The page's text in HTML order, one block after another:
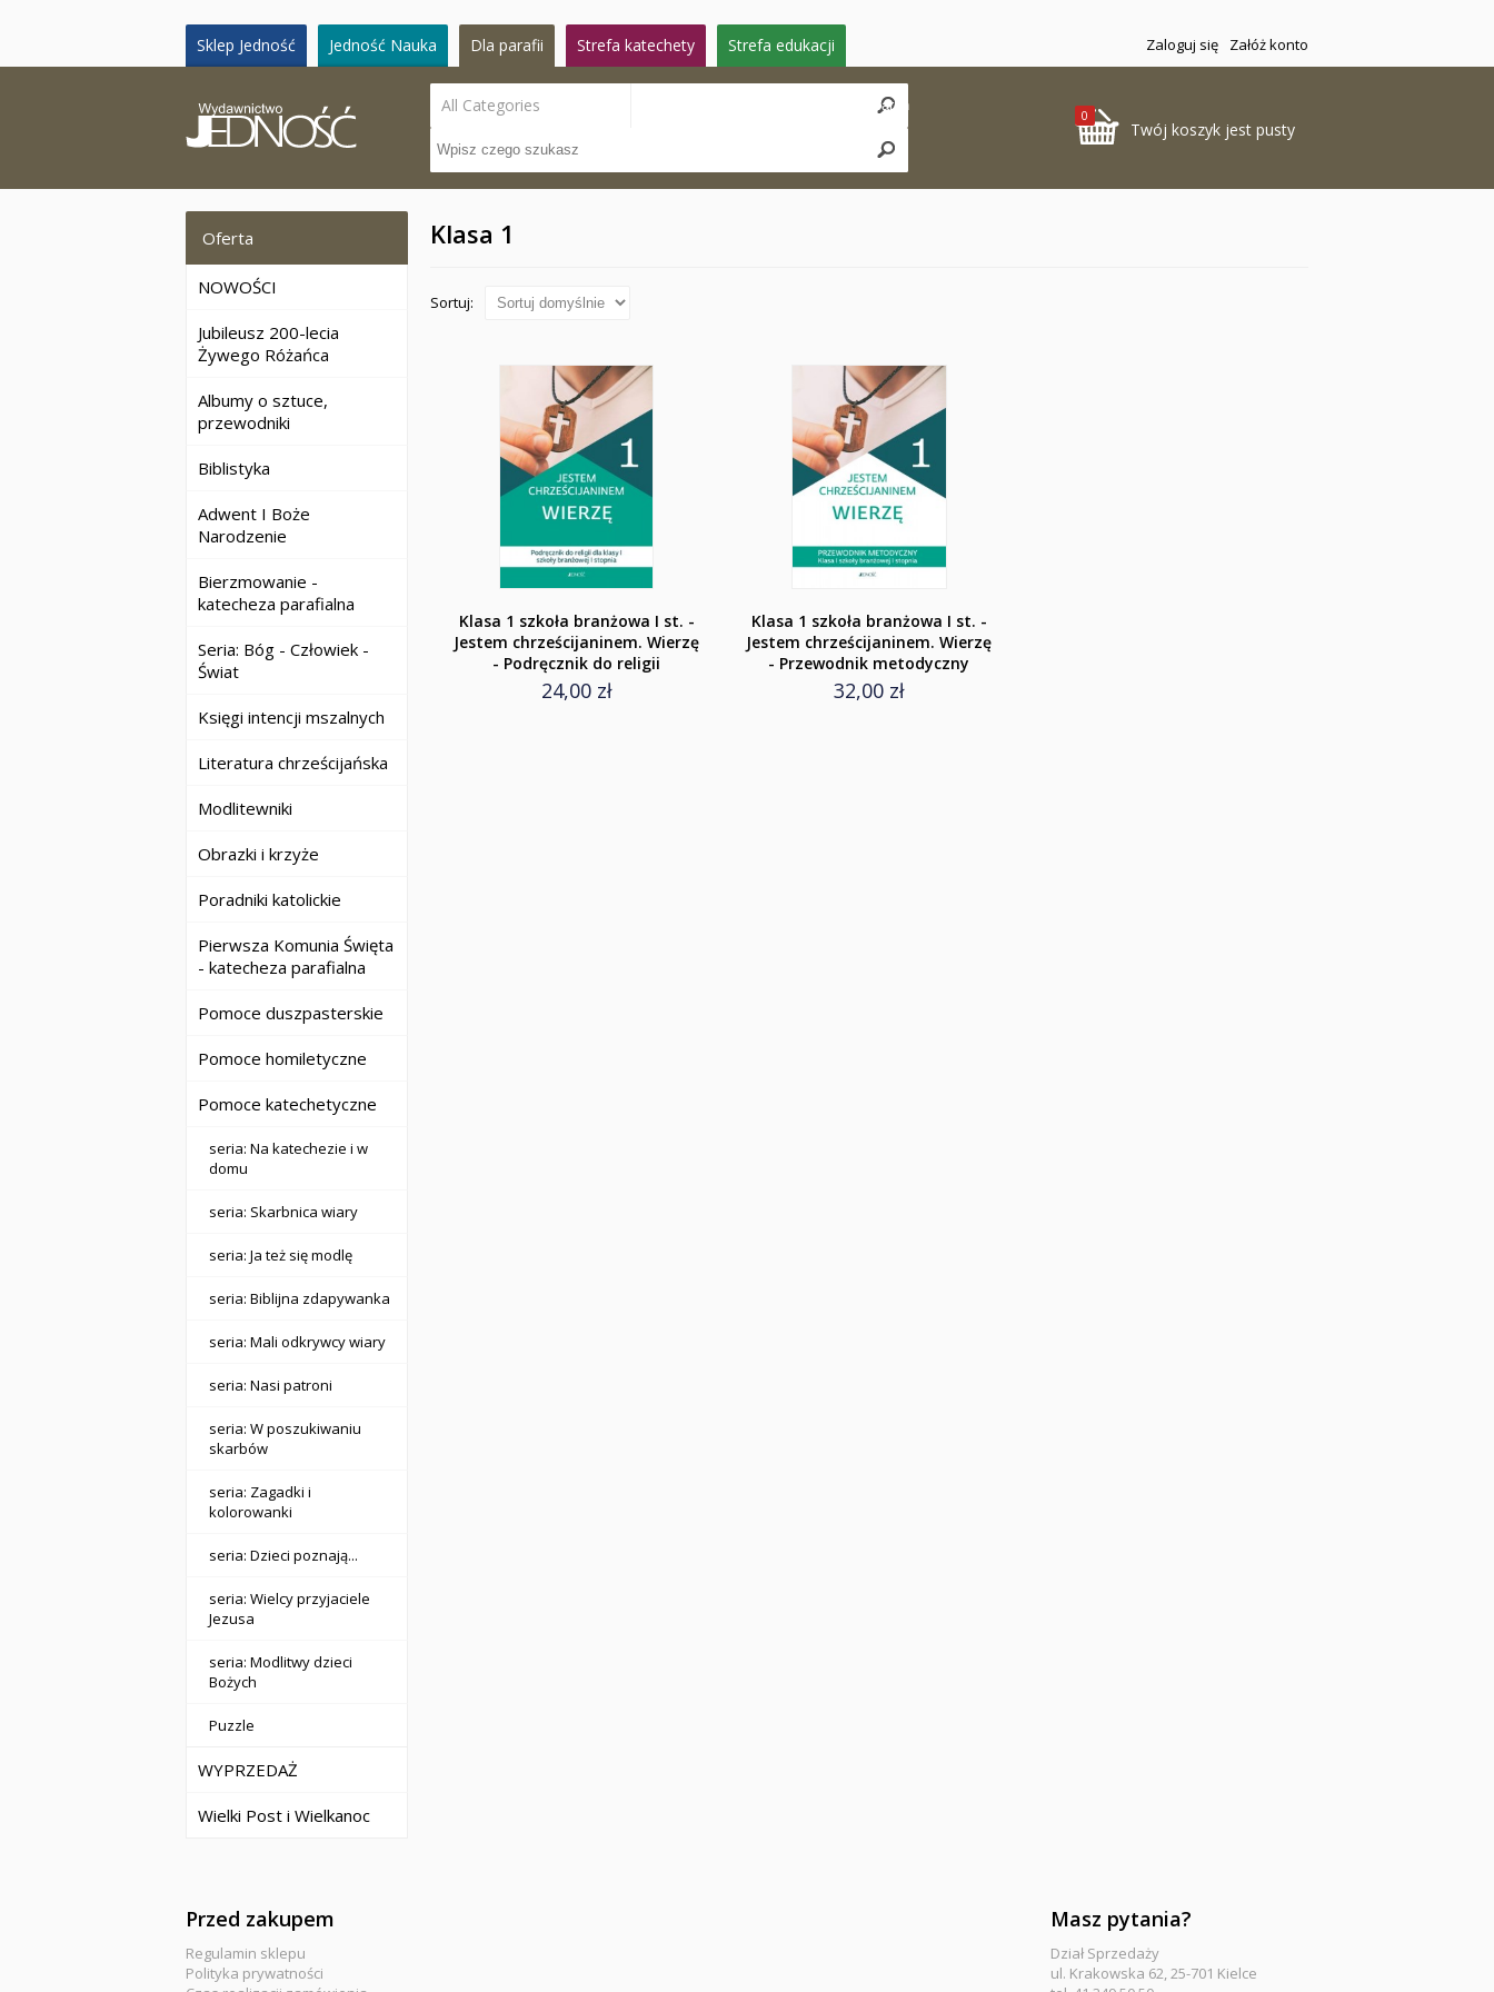
Sklep Jedność Jedność Nauka Dla parafii Strefa katechety Strefa edukacji Zaloguj się Załóż konto
All Categories Search
0
Twój koszyk jest pusty
Oferta
NOWOŚCI
Jubileusz 200-lecia
Żywego Różańca
Albumy o sztuce,
przewodniki
Biblistyka
Adwent I Boże
Narodzenie
Bierzmowanie -
katecheza parafialna
Seria: Bóg - Człowiek -
Świat
Księgi intencji mszalnych
Literatura chrześcijańska
Modlitewniki
Obrazki i krzyże
Poradniki katolickie
Pierwsza Komunia Święta
- katecheza parafialna
Pomoce duszpasterskie
Pomoce homiletyczne
Pomoce katechetyczne
seria: Na katechezie i w
domu
seria: Skarbnica wiary
seria: Ja też się modlę
seria: Biblijna zdapywanka
seria: Mali odkrywcy wiary
seria: Nasi patroni
seria: W poszukiwaniu
skarbów
seria: Zagadki i
kolorowanki
seria: Dzieci poznają...
seria: Wielcy przyjaciele
Jezusa
seria: Modlitwy dzieci
Bożych
Puzzle
WYPRZEDAŻ
Wielki Post i Wielkanoc
Klasa 1
Sortuj:
Klasa 1 szkoła branżowa I st. -
Jestem chrześcijaninem. Wierzę
- Podręcznik do religii
24,00 zł
Klasa 1 szkoła branżowa I st. -
Jestem chrześcijaninem. Wierzę
- Przewodnik metodyczny
32,00 zł
Przed zakupem
Regulamin sklepu
Polityka prywatności
Masz pytania?
Dział Sprzedaży
ul. Krakowska 62, 25-701 Kielce